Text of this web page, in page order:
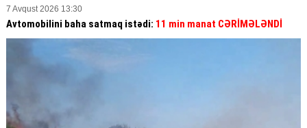
7 Avqust 2026 13:30
Avtomobilini baha satmaq istədi: 11 min manat CƏRİMƏLƏNDİ